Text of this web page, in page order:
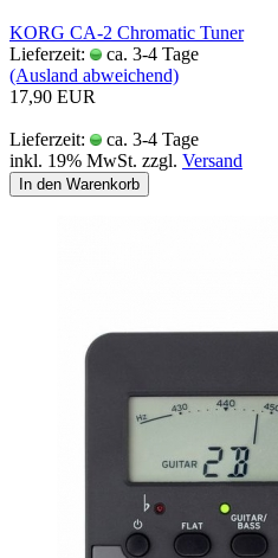
KORG CA-2 Chromatic Tuner
Lieferzeit:
ca. 3-4 Tage
(Ausland abweichend)
17,90 EUR
Lieferzeit:
ca. 3-4 Tage
inkl. 19% MwSt. zzgl. Versand
In den Warenkorb